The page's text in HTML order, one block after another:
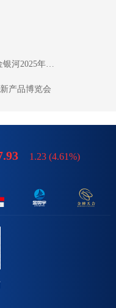
产品博览会
1.23(4.61%)